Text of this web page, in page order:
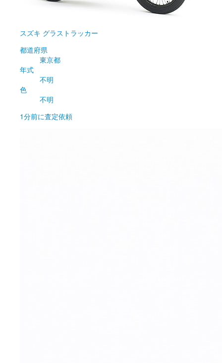
スズキ グラストラッカー
都道府県
東京都
年式
不明
色
不明
1分前に査定依頼